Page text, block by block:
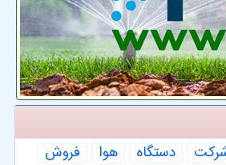
دستگاه هوا
فروش